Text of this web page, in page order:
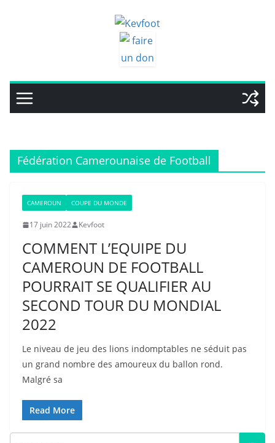
Fédération Camerounaise de Football
CAMEROUN COUPE DU MONDE
17 juin 2022 Kevfoot
COMMENT L’EQUIPE DU
CAMEROUN DE FOOTBALL
POURRAIT SE QUALIFIER AU
SECOND TOUR DU MONDIAL
2022
Le niveau de jeu des lions indomptables ne séduit pas
un grand nombre des amoureux du ballon rond.
Malgré sa
Read More